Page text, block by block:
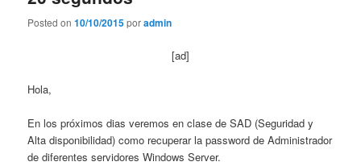
Posted on10/10/2015poradmin
[ad]
Hola,
En los próximos dias veremos en clase de SAD (Seguridad y
Alta disponibilidad) como recuperar la password de Administrador
de diferentes servidores Windows Server.